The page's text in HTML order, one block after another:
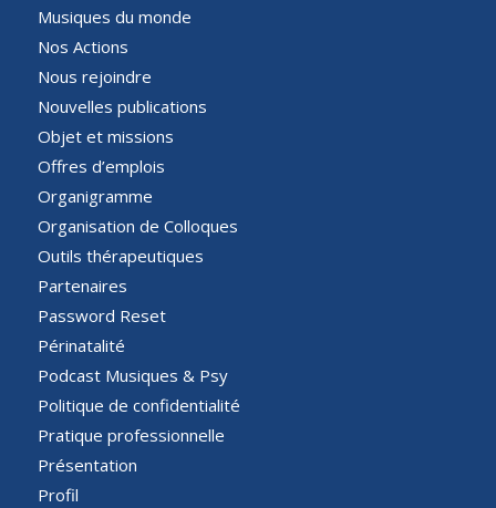
Musiques du monde
Nos Actions
Nous rejoindre
Nouvelles publications
Objet et missions
Offres d’emplois
Organigramme
Organisation de Colloques
Outils thérapeutiques
Partenaires
Password Reset
Périnatalité
Podcast Musiques & Psy
Politique de confidentialité
Pratique professionnelle
Présentation
Profil